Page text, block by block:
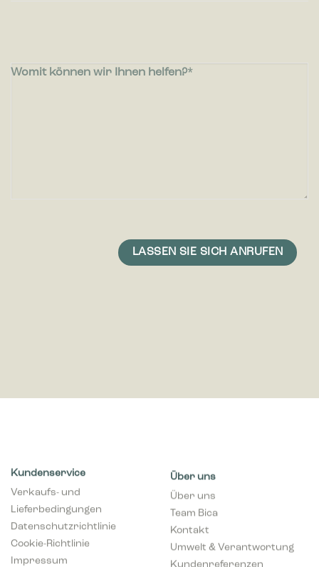
Womit können wir Ihnen helfen?
Kundenservice
Verkaufs- und
Lieferbedingungen
Datenschutzrichtlinie
Cookie-Richtlinie
Impressum
Über uns
Über uns
Team Bica
Kontakt
Umwelt & Verantwortung
Kundenreferenzen